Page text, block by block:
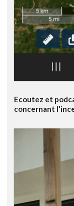
Ecoutez et
concernant